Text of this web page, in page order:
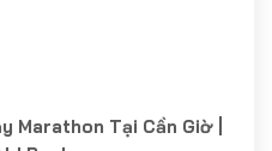
Marathon Tại Cần Giờ |